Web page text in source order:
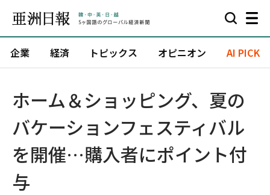
企業 経済 トピックス オピニオン AI PICK
ホーム＆ショッピング、夏の
バケーションフェスティバル
を開催…購入者にポイント付
与